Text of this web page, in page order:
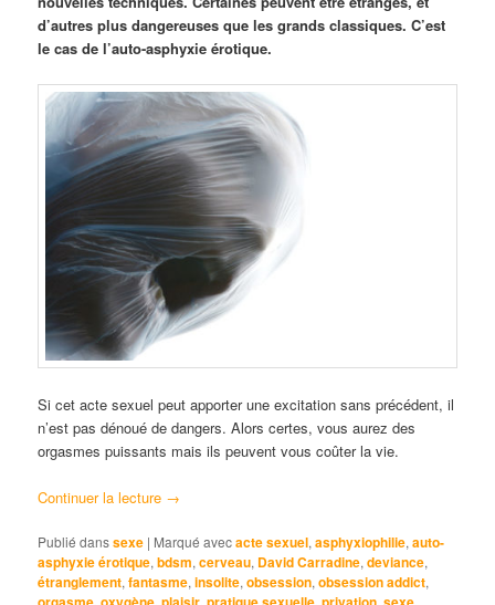
d’autres plus dangereuses que les grands classiques. C’est
le cas de l’auto-asphyxie érotique.
Si cet acte sexuel peut apporter une excitation sans précédent, il
n’est pas dénoué de dangers. Alors certes, vous aurez des
orgasmes puissants mais ils peuvent vous coûter la vie.
Continuer la lecture →
Publié danssexe | Marqué avecacte sexuel,asphyxiophilie,auto-
asphyxie érotique,bdsm,cerveau, David Carradine,deviance,
étranglement,fantasme,insolite,obsession,obsession addict,
, , , , , ,